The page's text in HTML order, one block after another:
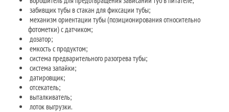
забивщик тубы в стакан для фиксации тубы;
механизм ориентации тубы (позиционирования относительно
фотометки) с датчиком;
дозатор;
емкость с продуктом;
система предварительного разогрева тубы;
система запайки;
датировщик;
отсекатель;
выталкиватель;
лоток выгрузки.